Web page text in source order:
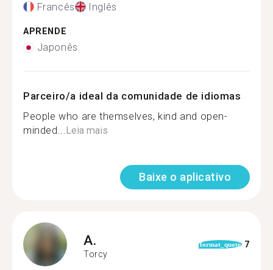
Francês Inglês
APRENDE
Japonês
Parceiro/a ideal da comunidade de idiomas
People who are themselves, kind and open-
minded...Leia mais
Baixe o aplicativo
A.
Torcy
format_quote 7